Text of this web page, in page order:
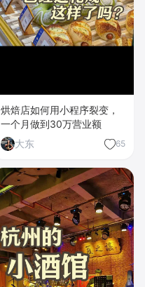
烘焙店如何用小程序裂变，
一个月做到30万营业额
大东
65